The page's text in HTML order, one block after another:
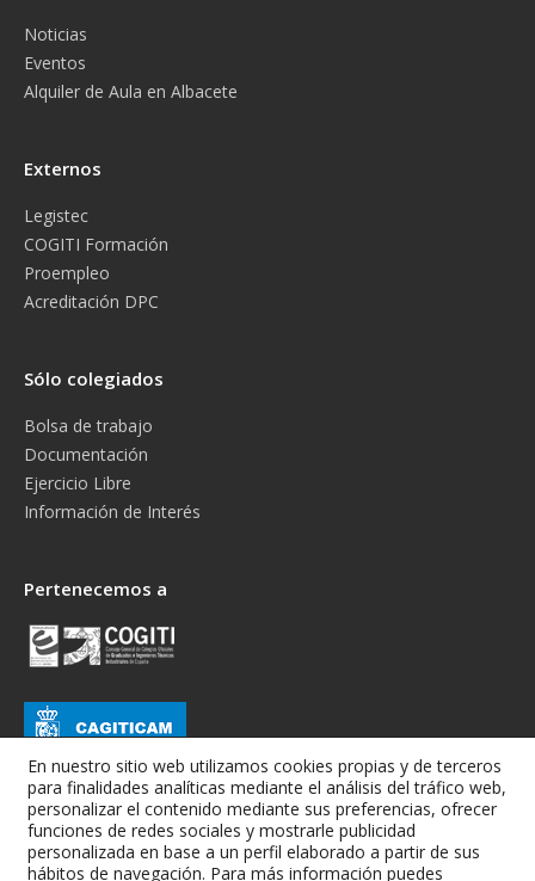
Noticias
Eventos
Alquiler de Aula en Albacete
Externos
Legistec
COGITI Formación
Proempleo
Acreditación DPC
Sólo colegiados
Bolsa de trabajo
Documentación
Ejercicio Libre
Información de Interés
Pertenecemos a
En nuestro sitio web utilizamos cookies propias y de terceros
para finalidades analíticas mediante el análisis del tráfico web,
personalizar el contenido mediante sus preferencias, ofrecer
funciones de redes sociales y mostrarle publicidad
personalizada en base a un perfil elaborado a partir de sus
hábitos de navegación. Para más información puedes